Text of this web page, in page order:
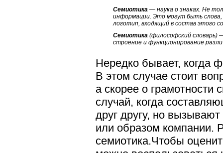
Семиотика — наука о знаках. Не
информации. Это могут быть
логотип, входящий в состав этого
Семиотика (философский словарь)
строение и функционирование
Нередко бывает, когда
В этом случае стоит
а скорее о грамотности
случай, когда
друг другу, но
или образом компании.
семиотика.Чтобы